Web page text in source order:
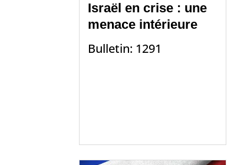
Israël en crise : une
menace intérieure
Bulletin: 1291